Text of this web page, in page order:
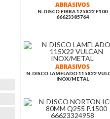
ABRASIVOS
N-DISCO FIBRA 125X22 F100
66623385764
ABRASIVOS
N-DISCO LAMELADO 115X22
INOX/METAL